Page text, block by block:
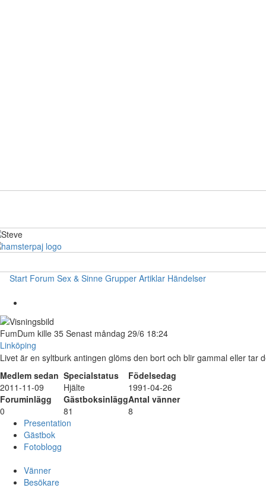
Start Forum Sex & Sinne Grupper Artiklar Händelser
FumDum kille 35 Senast måndag 29/6 18:24
Linköping
Livet är en syltburk antingen glöms den bort och blir gammal eller tar
Medlem sedan Specialstatus
Födelsedag
2011-11-09
Hjälte
1991-04-26
Foruminlägg
GästboksinläggAntal vänner
0
81
8
Presentation
Gästbok
Fotoblogg
Vänner
Besökare